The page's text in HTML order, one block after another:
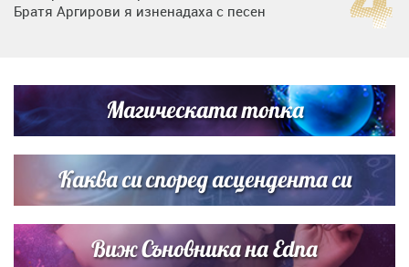
Братя Аргирови я изненадаха с песен
Списъкът е ясен: Джей Ло и Риана във ВИП гостите на
сватбата на Роналдо
Магическата топка
Каква си според асцендента си
Виж Съновника на Edna